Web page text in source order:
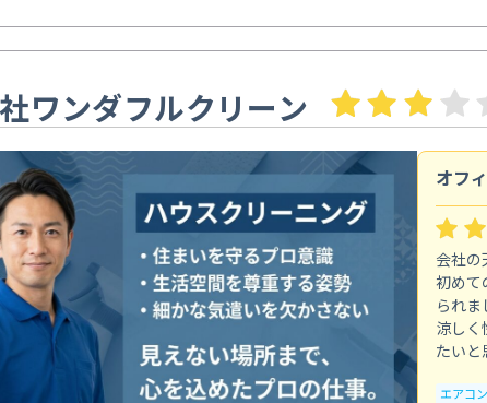
ワンダフルクリーン
オフ
会社の
初めて
られ
涼しく
たいと
エアコ